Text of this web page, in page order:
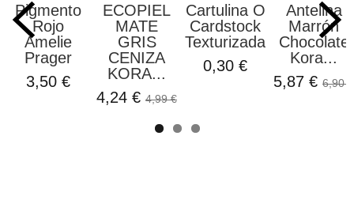
Pigmento
Rojo
Amelie
Prager
3,50 €
ECOPIEL
MATE
GRIS
CENIZA
KORA...
4,24 € 4,99 €
Cartulina O
Cardstock
Texturizada...
0,30 €
Antelina
Marrón
Chocolate
Kora...
5,87 € 6,90 €